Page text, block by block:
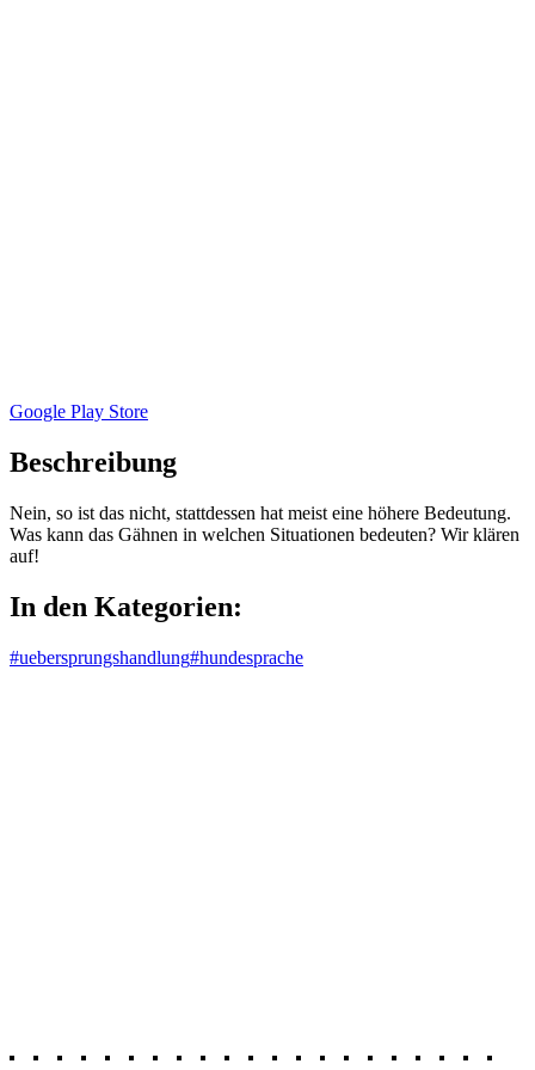
Google Play Store
Beschreibung
Nein, so ist das nicht, stattdessen hat meist eine höhere Bedeutung.
Was kann das Gähnen in welchen Situationen bedeuten? Wir klären
auf!
In den Kategorien:
#uebersprungshandlung#hundesprache